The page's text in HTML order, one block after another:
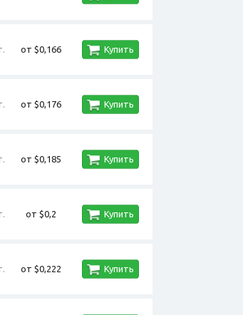
от $0,166 Купить
от $0,176 Купить
от $0,185 Купить
от $0,2 Купить
от $0,222 Купить